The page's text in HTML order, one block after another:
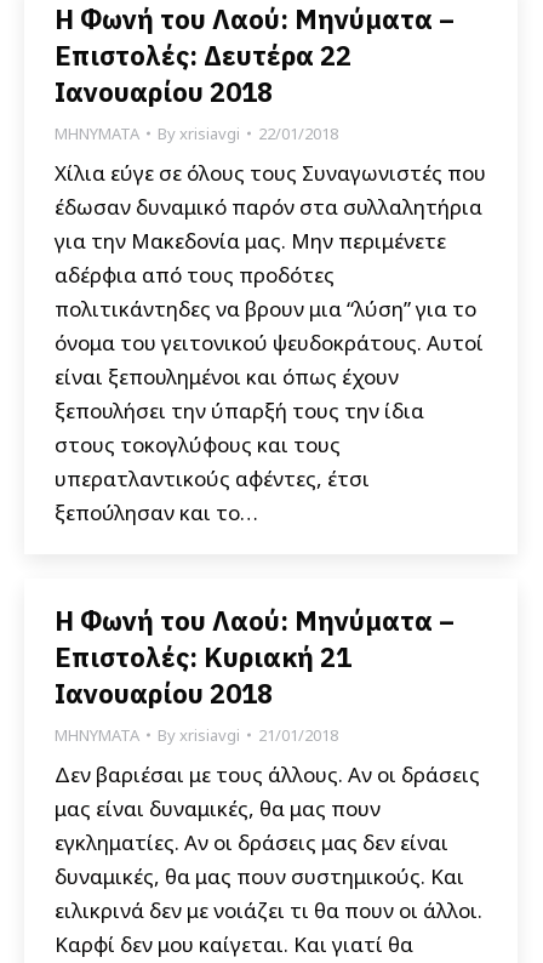
Η Φωνή του Λαού: Μηνύματα –
Επιστολές: Δευτέρα 22
Ιανουαρίου 2018
ΜΗΝΥΜΑΤΑ Byxrisiavgi 22/01/2018
Χίλια εύγε σε όλους τους Συναγωνιστές που
έδωσαν δυναμικό παρόν στα συλλαλητήρια
για την Μακεδονία μας. Μην περιμένετε
αδέρφια από τους προδότες
πολιτικάντηδες να βρουν μια “λύση” για το
όνομα του γειτονικού ψευδοκράτους. Αυτοί
είναι ξεπουλημένοι και όπως έχουν
ξεπουλήσει την ύπαρξή τους την ίδια
στους τοκογλύφους και τους
υπερατλαντικούς αφέντες, έτσι
ξεπούλησαν και το…
Η Φωνή του Λαού: Μηνύματα –
Επιστολές: Κυριακή 21
Ιανουαρίου 2018
ΜΗΝΥΜΑΤΑ Byxrisiavgi 21/01/2018
Δεν βαριέσαι με τους άλλους. Αν οι δράσεις
μας είναι δυναμικές, θα μας πουν
εγκληματίες. Αν οι δράσεις μας δεν είναι
δυναμικές, θα μας πουν συστημικούς. Και
ειλικρινά δεν με νοιάζει τι θα πουν οι άλλοι.
Καρφί δεν μου καίγεται. Και γιατί θα